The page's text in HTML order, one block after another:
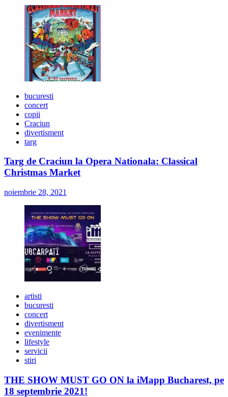
bucuresti
concert
copii
Craciun
divertisment
targ
Targ de Craciun la Opera Nationala: Classical
Christmas Market
noiembrie 28, 2021
artisti
bucuresti
concert
divertisment
evenimente
lifestyle
servicii
stiri
THE SHOW MUST GO ON la iMapp Bucharest, pe
18 septembrie 2021!